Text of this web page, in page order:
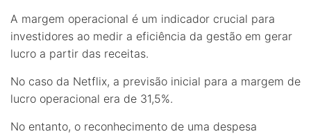
A margem operacional é um indicador crucial para
investidores ao medir a eficiência da gestão em gerar
lucro a partir das receitas.
No caso da Netflix, a previsão inicial para a margem de
lucro operacional era de 31,5%.
No entanto, o reconhecimento de uma despesa